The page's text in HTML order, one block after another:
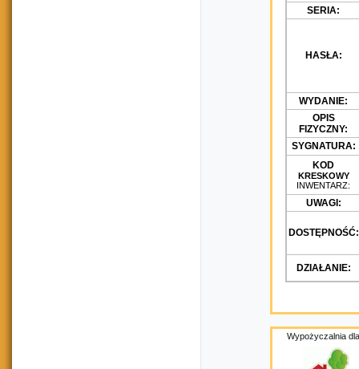
SERIA:
HASŁA:
WYDANIE:
OPIS
FIZYCZNY:
SYGNATURA:
KOD
KRESKOWY
INWENTARZ:
UWAGI:
DOSTĘPNOŚĆ:
DZIAŁANIE:
Wypożyczalnia